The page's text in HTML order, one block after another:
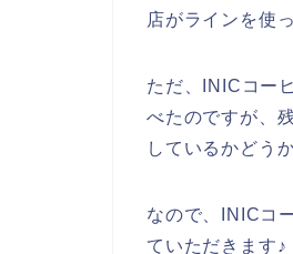
店がラインを使
ただ、INICコー
べたのですが、
しているかどう
なので、INICコ
ていただきます♪